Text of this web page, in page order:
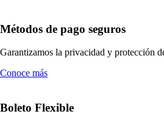
Métodos de pago seguros
Garantizamos la privacidad y protección
Conoce más
Boleto Flexible